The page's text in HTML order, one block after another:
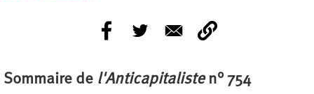
Sommaire de l'Anticapitalisten° 754